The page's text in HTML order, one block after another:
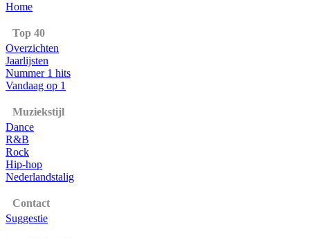
Home
Top 40
Overzichten
Jaarlijsten
Nummer 1 hits
Vandaag op 1
Muziekstijl
Dance
R&B
Rock
Hip-hop
Nederlandstalig
Contact
Suggestie